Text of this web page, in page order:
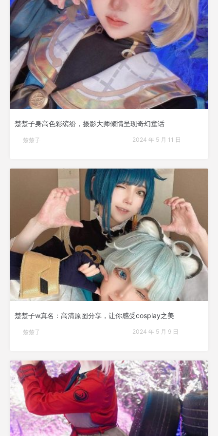
楚楚子身高色彩缤纷，摄影大师倾情呈现奇幻童话
楚楚子 2024 年 5 月 11 日
楚楚子w真名：高清原图分享，让你感受cosplay之美
楚楚子 2024 年 5 月 9 日